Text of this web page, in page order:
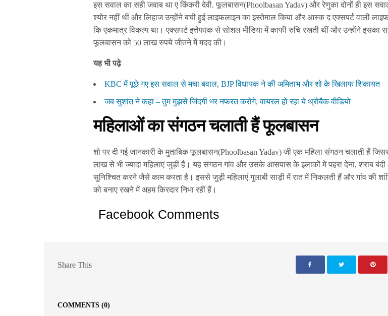
इस सवाल का सही जवाब था ए किंकरी देवी. फूलबासन(Phoolbasan Yadav) और रेणुका दोनों ही इस
श्योर नहीं थीं और लिहाज उन्होंने बची हुई लाइफलाइन का इस्तेमाल किया और आस्क द एक्सपर्ट वाली
कि एकमात्र विकल्प था। एक्सपर्ट इत्तेफाक से सोशल मीडिया में काफी रुचि रखती थीं और उन्होंने इसका
फूलबासन को 50 लाख रुपये जीतने में मदद की।
यह भी पढ़े
KBC में पूछे गए इस सवाल से मचा बवाल, BJP विधायक ने की अमिताभ और शो के खिलाफ शिकायत
जब सुशांत ने कहा – तुम मुझसे जिंदगी भर नफरत करोगे, वायरल हो रहा ये थ्रोबैक वीडियो
महिलाओं का संगठन चलाती हैं फूलबासन
शो पर दी गई जानकारी के मुताबिक फूलबासन(Phoolbasan Yadav) जी एक महिला संगठन चलाती हैं
लाख से भी ज्यादा महिलाएं जुड़ीं हैं। यह संगठन गांव और उसके आसपास के इलाकों में पहरा देना, शराब
सुनिश्चित करने जैसे काम करता है। इससे जुड़ी महिलाएं गुलाबी साड़ी में रात में निकलती हैं और गांव की
को बनाए रखने में अहम किरदार निभा रहीं हैं।
Facebook Comments
Share This
COMMENTS (0)